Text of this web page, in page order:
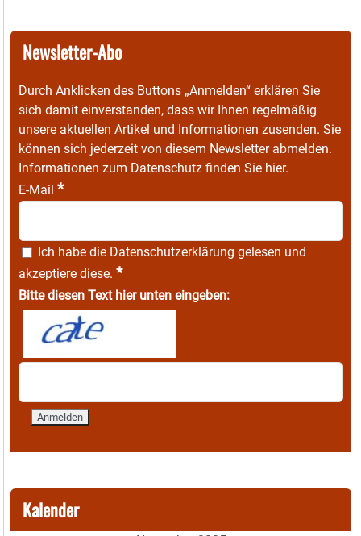
Newsletter-Abo
Durch Anklicken des Buttons „Anmelden“ erklären Sie
sich damit einverstanden, dass wir Ihnen regelmäßig
unsere aktuellen Artikel und Informationen zusenden. Sie
können sich jederzeit von diesem Newsletter abmelden.
Informationen zum Datenschutz finden Sie hier.
E-Mail *
Ich habe die Datenschutzerklärung gelesen und
akzeptiere diese. *
Bitte diesen Text hier unten eingeben:
Kalender